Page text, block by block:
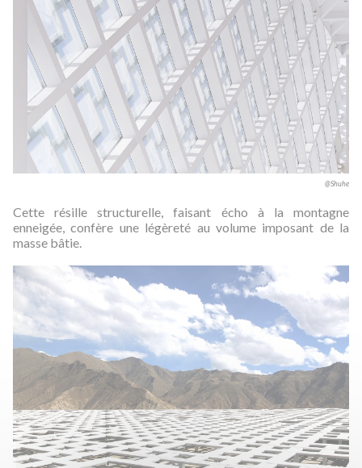
@Shuhe
Cette résille structurelle, faisant écho à la montagne
enneigée, confère une légèreté au volume imposant de la
masse bâtie.